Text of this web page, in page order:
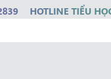
HOTLINE TIỂU